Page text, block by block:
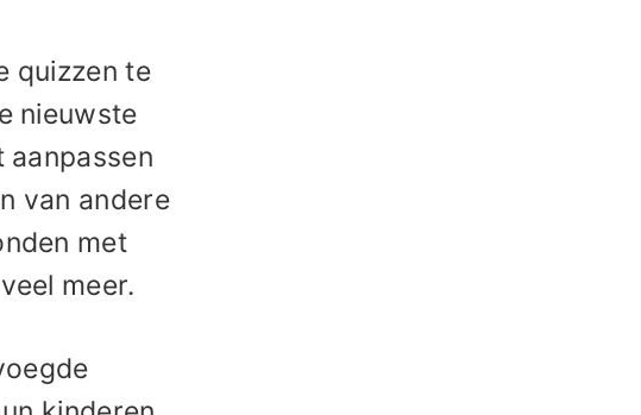
quizzen te
nieuwste
van andere
met
meer.